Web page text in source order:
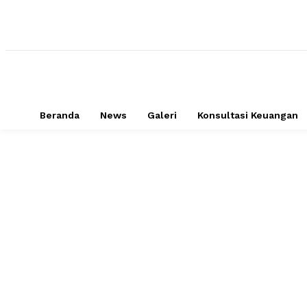
Beranda News Galeri Konsultasi Keuangan